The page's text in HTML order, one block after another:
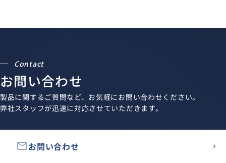
Contact
お問い合わせ
製品に関するご質問など、お気軽にお問い合わせください。
弊社スタッフが迅速に対応させていただきます。
emailお問い合わせ